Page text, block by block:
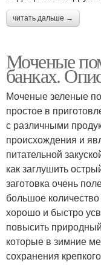
читать дальше →
Моченые
банках.
Моченые зеленые
простое в
с различными
происхождения и
питательной
как заглушить
заготовка очень
большое
хорошо и быстро
повысить
которые в зимние
сохранения